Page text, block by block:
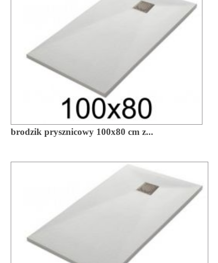
brodzik prysznicowy 100x80 cm z...